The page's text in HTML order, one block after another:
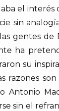
el
sin
gentes de
ha
su
razones
Antonio
sin el